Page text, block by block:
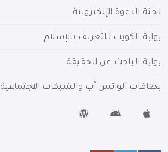
لجنة الدعوة الإلكترونية
بوابة الكويت للتعريف بالإسلام
بوابة الباحث عن الحقيقة
بطاقات الواتس آب والشبكات الاجتماعية